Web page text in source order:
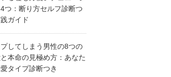
4つ：断り方セルフ診断つ
ガイド
してしまう男性の8つの
本命の見極め方：あなた
タイプ診断つき